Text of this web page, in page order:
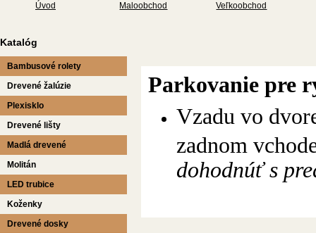
Úvod Maloobchod Veľkoobchod
Katalóg
Bambusové rolety
Drevené žalúzie
Plexisklo
Drevené lišty
Madlá drevené
Molitán
LED trubice
Koženky
Drevené dosky
Parkovanie pre
Vzadu vo
zadnom
dohodnúť s